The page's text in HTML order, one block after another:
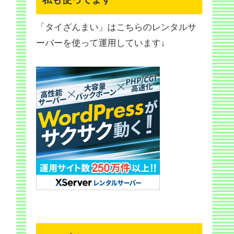
「タイざんまい」はこちらのレンタルサ
ーバーを使って運用しています↓